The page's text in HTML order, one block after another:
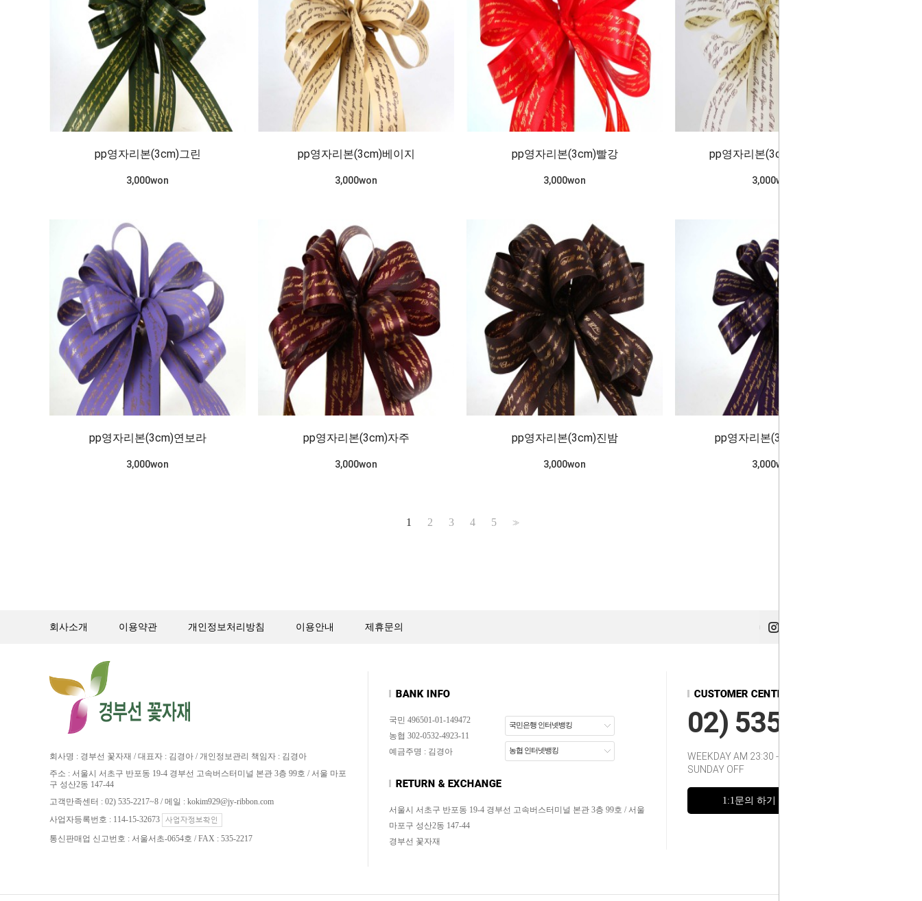
pp영자리본(3cm)그린
3,000won
pp영자리본(3cm)베이지
3,000won
pp영자리본(3cm)빨강
3,000won
pp영자리본(3cm)아이보리
3,000won
pp영자리본(3cm)연보라
3,000won
pp영자리본(3cm)자주
3,000won
pp영자리본(3cm)진밤
3,000won
pp영자리본(3cm)진보라
3,000won
1 2 3 4 5 >>
회사소개 이용약관 개인정보처리방침 이용안내 제휴문의
회사명 : 경부선 꽃자재 / 대표자 : 김경아 / 개인정보관리 책임자 : 김경아
주소 : 서울시 서초구 반포동 19-4 경부선 고속버스터미널 본관 3층 99호 / 서울 마포
구 성산2동 147-44
고객만족센터 : 02) 535-2217~8 / 메일 : kokim929@jy-ribbon.com
사업자등록번호 : 114-15-32673
통신판매업 신고번호 : 서울서초-0654호 / FAX : 535-2217
국민 496501-01-149472
농협 302-0532-4923-11
예금주명 : 김경아
국민은행 인터넷뱅킹
농협 인터넷뱅킹
서울시 서초구 반포동 19-4 경부선 고속버스터미널 본관 3층 99호 / 서울
마포구 성산2동 147-44
경부선 꽃자재
02) 535-2217~8
WEEKDAY AM 23:30 - 12:00
SUNDAY OFF
1:1문의 하기